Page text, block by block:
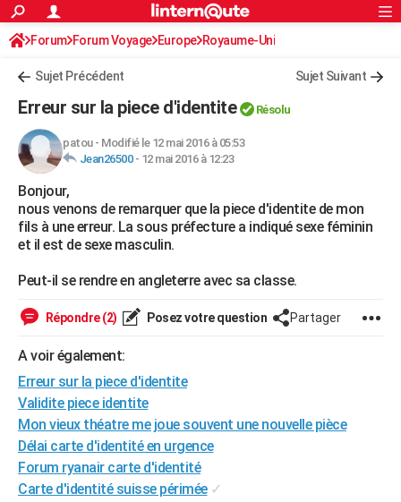
ACTUALITÉS
Politique
Société
Faits Divers
Education
Monde
Villes
+
FINANCE
Retraite
Impôts
Epargne
Immobilier
Risques naturels par ville
Banque
Assurance
Crédit
AUTO
Essais
Réserver un essai
Citadines
Berlines
SUV
Forum auto
+HIGH-TECH
Mobiles
Meilleur smartphone
Internet
Ordinateurs
Jeux vidéo
Guide high-tech
+BRICOLAGE
Forum
Aménagement intérieur
Extérieur
Cuisine
Salle de bains
Jardinage
Rangement
WEEK-END
Guides de France
Escapades
Patrimoine
Expositions
Musées
Week-end nature
LIFESTYLE
SANTE
Alimentation
Guide de la santé
Maladies
Médicaments
Sommeil
VOYAGE
Destinations
City break
Voyage nature
Voyage de noces
Forum
Climat
+PHOTO
GUIDES D'ACHAT
BONS PLANS
S'inscrire
Connexion
Forum Forum Voyage Europe Royaume-Uni
Sujet Précédent Sujet Suivant
Erreur sur la piece d'identite Résolu
patou- Modifié le 12 mai 2016 à 05:53
Jean26500- 12 mai 2016 à 12:23
Bonjour,
nous venons de remarquer que la piece d'identite de mon
fils à une erreur. La sous préfecture a indiqué sexe féminin
et il est de sexe masculin.
Peut-il se rendre en angleterre avec sa classe.
Répondre (2) Posez votre question Partager
A voir également:
Erreur sur la piece d'identite
Validite piece identite
Mon vieux théatre me joue souvent une nouvelle pièce
Délai carte d'identité en urgence
Forum ryanair carte d'identité
Carte d'identité suisse périmée ✓